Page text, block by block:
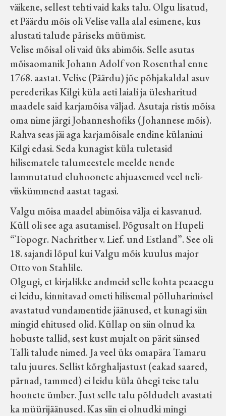
väikene, sellest tehti vaid kaks talu. Olgu lisatud,
et Päärdu mõis oli Velise valla alal esimene, kus
alustati talude päriseks müümist.
Velise mõisal oli vaid üks abimõis. Selle asutas
mõisaomanik Johann Adolf von Rosenthal enne
1768. aastat. Velise (Päärdu) jõe põhjakaldal asuv
perederikas Kilgi küla aeti laiali ja ülesharitud
maadele said karjamõisa väljad. Asutaja ristis mõisa
oma nime järgi Johanneshofiks (Johannese mõis).
Rahva seas jäi aga karjamõisale endine külanimi
Kilgi edasi. Seda kunagist küla tuletasid
hilisematele talumeestele meelde nende
lammutatud eluhoonete ahjuasemed veel neli-
viiskümmend aastat tagasi.
Valgu mõisa maadel abimõisa välja ei kasvanud.
Küll oli see aga asutamisel. Põgusalt on Hupeli
“Topogr. Nachrither v. Lief. und Estland”. See oli
18. sajandi lõpul kui Valgu mõis kuulus major
Otto von Stahlile.
Olgugi, et kirjalikke andmeid selle kohta peaaegu
ei leidu, kinnitavad ometi hilisemal põlluharimisel
avastatud vundamentide jäänused, et kunagi siin
mingid ehitused olid. Küllap on siin olnud ka
hobuste tallid, sest kust mujalt on pärit siinsed
Talli talude nimed. Ja veel üks omapära Tamaru
talu juures. Sellist kõrghaljastust (eakad saared,
pärnad, tammed) ei leidu küla ühegi teise talu
hoonete ümber. Just selle talu põldudelt avastati
ka müürijäänused. Kas siin ei olnudki mingi